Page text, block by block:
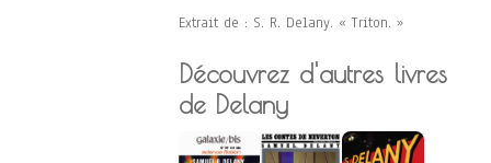
Extrait de : S. R. Delany. « Triton. »
Découvrez d'autres livres
de Delany